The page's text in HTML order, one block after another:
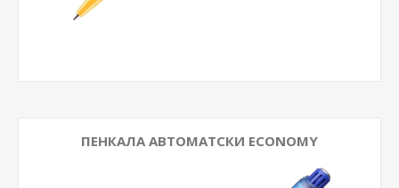
ПЕНКАЛА АВТОМАТСКИ ECONOMY